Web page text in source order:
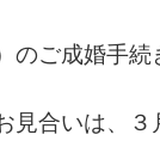
のご成婚手
見合いは、３